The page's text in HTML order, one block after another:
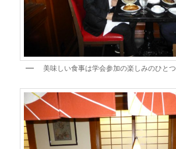
美味しい食事は学会参加の楽しみのひとつ